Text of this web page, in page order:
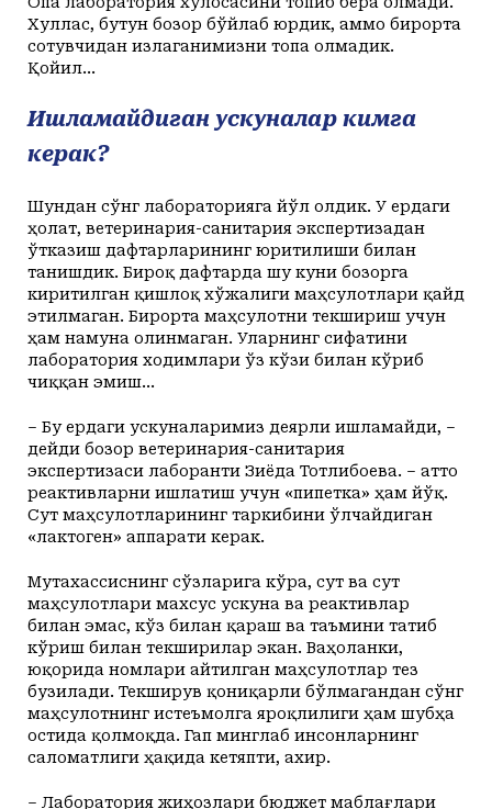
Хуллас, бутун бозор бўйлаб юрдик, аммо бирорта
сотувчидан излаганимизни топа олмадик.
Қойил...
Ишламайдиган ускуналар кимга
керак?
Шундан сўнг лабораторияга йўл олдик. У ердаги
ҳолат, ветеринария-санитария экспертизадан
ўтказиш дафтарларининг юритилиши билан
танишдик. Бироқ дафтарда шу куни бозорга
киритилган қишлоқ хўжалиги маҳсулотлари қайд
этилмаган. Бирорта маҳсулотни текшириш учун
ҳам намуна олинмаган. Уларнинг сифатини
лаборатория ходимлари ўз кўзи билан кўриб
чиққан эмиш...
– Бу ердаги ускуналаримиз деярли ишламайди, –
дейди бозор ветеринария-санитария
экспертизаси лаборанти Зиёда Тотлибоева. – Ҳатто
реактивларни ишлатиш учун «пипетка» ҳам йўқ.
Сут маҳсулотларининг таркибини ўлчайдиган
«лактоген» аппарати керак.
Мутахассиснинг сўзларига кўра, сут ва сут
маҳсулотлари махсус ускуна ва реактивлар
билан эмас, кўз билан қараш ва таъмини татиб
кўриш билан текширилар экан. Ваҳоланки,
юқорида номлари айтилган маҳсулотлар тез
бузилади. Текширув қониқарли бўлмагандан сўнг
маҳсулотнинг истеъмолга яроқлилиги ҳам шубҳа
остида қолмоқда. Гап минглаб инсонларнинг
саломатлиги ҳақида кетяпти, ахир.
– Лаборатория жиҳозлари бюджет маб­лағлари